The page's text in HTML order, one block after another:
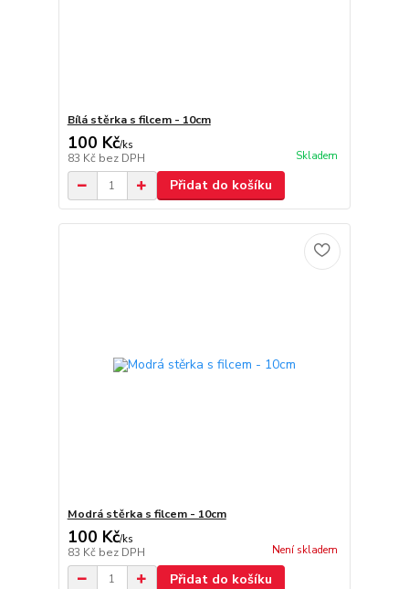
Bílá stěrka s filcem - 10cm
100 Kč/ks
83 Kč bez DPH Skladem
Přidat do košíku
Modrá stěrka s filcem - 10cm
100 Kč/ks
83 Kč bez DPH Není skladem
Přidat do košíku